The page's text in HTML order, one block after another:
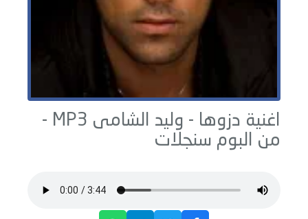
اغنية دزوها - وليد الشامى
MP3 -
من البوم سنجلات